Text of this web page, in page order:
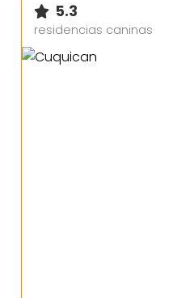
5.3
residencias caninas